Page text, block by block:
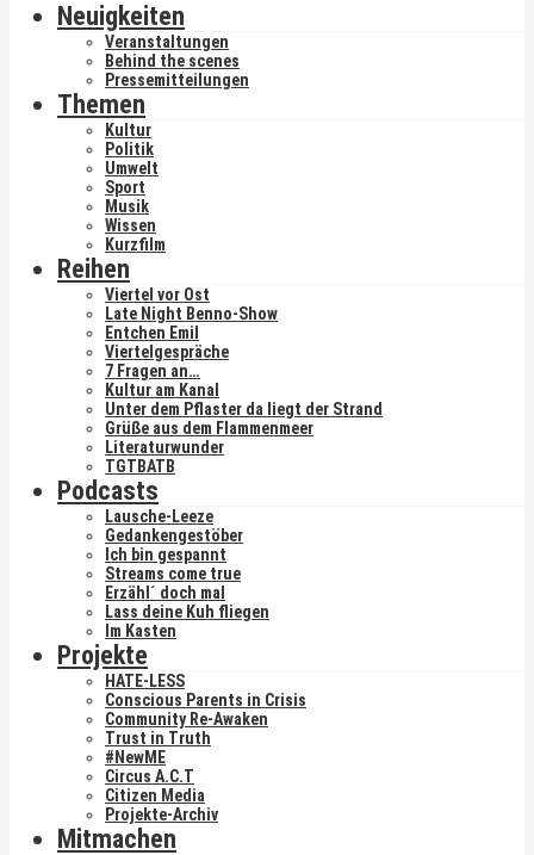
Neuigkeiten
Veranstaltungen
Behind the scenes
Pressemitteilungen
Themen
Kultur
Politik
Umwelt
Sport
Musik
Wissen
Kurzfilm
Reihen
Viertel vor Ost
Late Night Benno-Show
Entchen Emil
Viertelgespräche
7 Fragen an…
Kultur am Kanal
Unter dem Pflaster da liegt der Strand
Grüße aus dem Flammenmeer
Literaturwunder
TGTBATB
Podcasts
Lausche-Leeze
Gedankengestöber
Ich bin gespannt
Streams come true
Erzähl´ doch mal
Lass deine Kuh fliegen
Im Kasten
Projekte
HATE-LESS
Conscious Parents in Crisis
Community Re-Awaken
Trust in Truth
#NewME
Circus A.C.T
Citizen Media
Projekte-Archiv
Mitmachen